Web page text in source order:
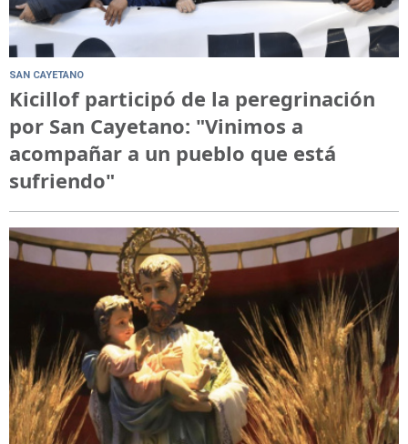
SAN CAYETANO
Kicillof participó de la peregrinación
por San Cayetano: "Vinimos a
acompañar a un pueblo que está
sufriendo"